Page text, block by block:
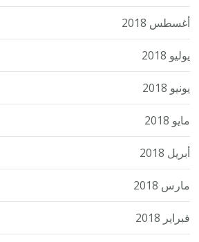
أغسطس 2018
يوليو 2018
يونيو 2018
مايو 2018
أبريل 2018
مارس 2018
فبراير 2018